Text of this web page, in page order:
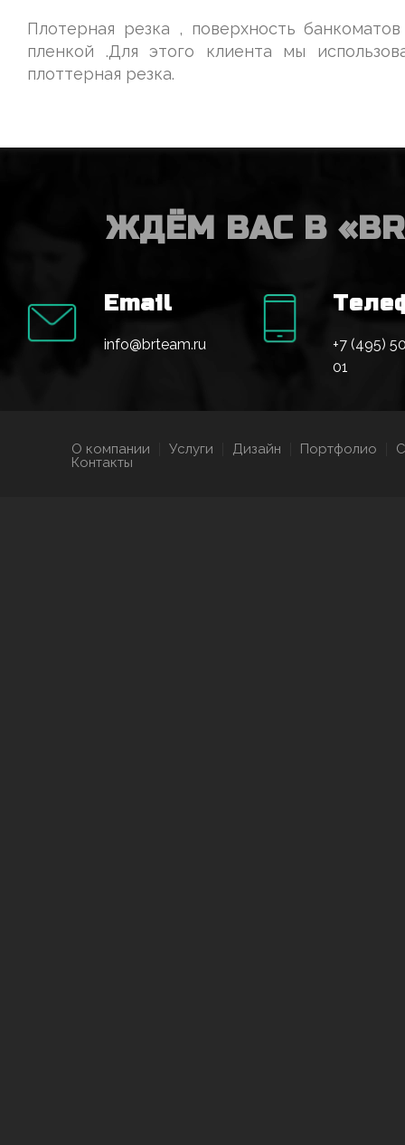
Плотерная резка , поверхность
пленкой .Для этого клиента мы
плоттерная резка.
ЖДЁМ ВАС В
Email
info@brteam.ru
+7 (495)
01
О компании Услуги Дизайн Портфолио
Контакты